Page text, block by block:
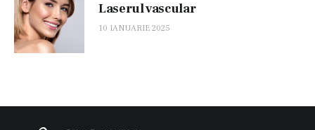
Laserul vascular
10 IANUARIE 2025